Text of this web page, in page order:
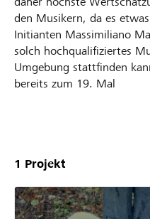
den Musikern, da es
Initianten Massimiliano
solch hochqualifiziertes
Umgebung stattfinden
bereits zum 19. Mal
Projekte
1 Projekt